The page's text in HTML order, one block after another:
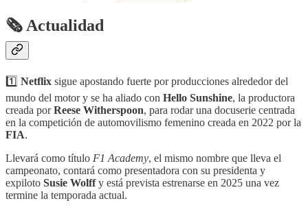
🗞 Actualidad
1️⃣ Netflix sigue apostando fuerte por producciones alrededor del
mundo del motor y se ha aliado con Hello Sunshine, la productora
creada porReese Witherspoon, para rodar una docuserie centrada
en la competición de automovilismo femenino creada en 2022 por la
FIA.
Llevará como título F1 Academy, el mismo nombre que lleva el
campeonato, contará como presentadora con su presidenta y
expiloto Susie Wolffy está prevista estrenarse en 2025 una vez
termine la temporada actual.